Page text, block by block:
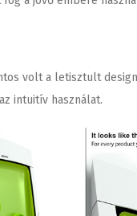
volt a letisztult
intuitív használat.